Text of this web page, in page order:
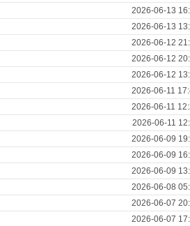
2026-06-13
2026-06-13
2026-06-12
2026-06-12
2026-06-12
2026-06-11
2026-06-11
2026-06-11
2026-06-09
2026-06-09
2026-06-09
2026-06-08
2026-06-07
2026-06-07